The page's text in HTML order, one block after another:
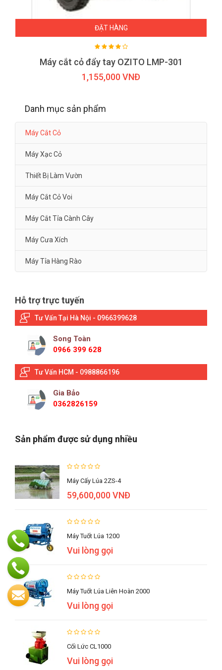
ĐẶT HÀNG
Máy cắt cỏ đẩy tay OZITO LMP-301
1,155,000 VNĐ
Danh mục sản phẩm
Máy Cắt Cỏ
Máy Xạc Cỏ
Thiết Bị Làm Vườn
Máy Cắt Cỏ Voi
Máy Cắt Tỉa Cành Cây
Máy Cưa Xích
Máy Tỉa Hàng Rào
Hỗ trợ trực tuyến
Tư Vấn Tại Hà Nội - 0966399628
Song Toàn
0966 399 628
Tư Vấn HCM - 0988866196
Gia Bảo
0362826159
Sản phẩm được sử dụng nhiều
Máy Cấy Lúa 2ZS-4
59,600,000 VNĐ
Máy Tuốt Lúa 1200
Vui lòng gọi
Máy Tuốt Lúa Liên Hoàn 2000
Vui lòng gọi
Cối Lức CL1000
Vui lòng gọi